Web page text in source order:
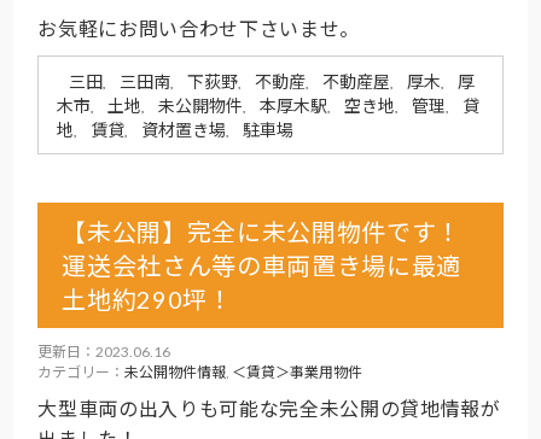
お気軽にお問い合わせ下さいませ。
三田 三田南 下荻野 不動産 不動産屋 厚木
厚
木市
土地 未公開物件 本厚木駅 空き地 管理
貸
地
賃貸 資材置き場 駐車場
【未公開】完全に未公開物件です！
運送会社さん等の車両置き場に最適
土地約290坪！
更新日：2023.06.16
カテゴリー：未公開物件情報, ＜賃貸＞事業用物件
大型車両の出入りも可能な完全未公開の貸地情報が